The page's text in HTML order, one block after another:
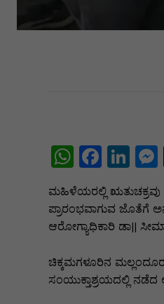
W
h
at
s
p
p
F
c
e
o
o
Li
k
e
n
ಮಹಿಳೆಯರಲ್ಲಿ ಋತುಚಕ್ರವು
ಪ್ರಾರಂಭವಾಗುವ ಜೊತೆಗೆ
ಆರೋಗ್ಯಾಧಿಕಾರಿ ಡಾ||
ಚಿಕ್ಕಮಗಳೂರಿನ
ಸಂಯುಕ್ತಾಶ್ರಯದಲ್ಲಿ ನಡೆದ